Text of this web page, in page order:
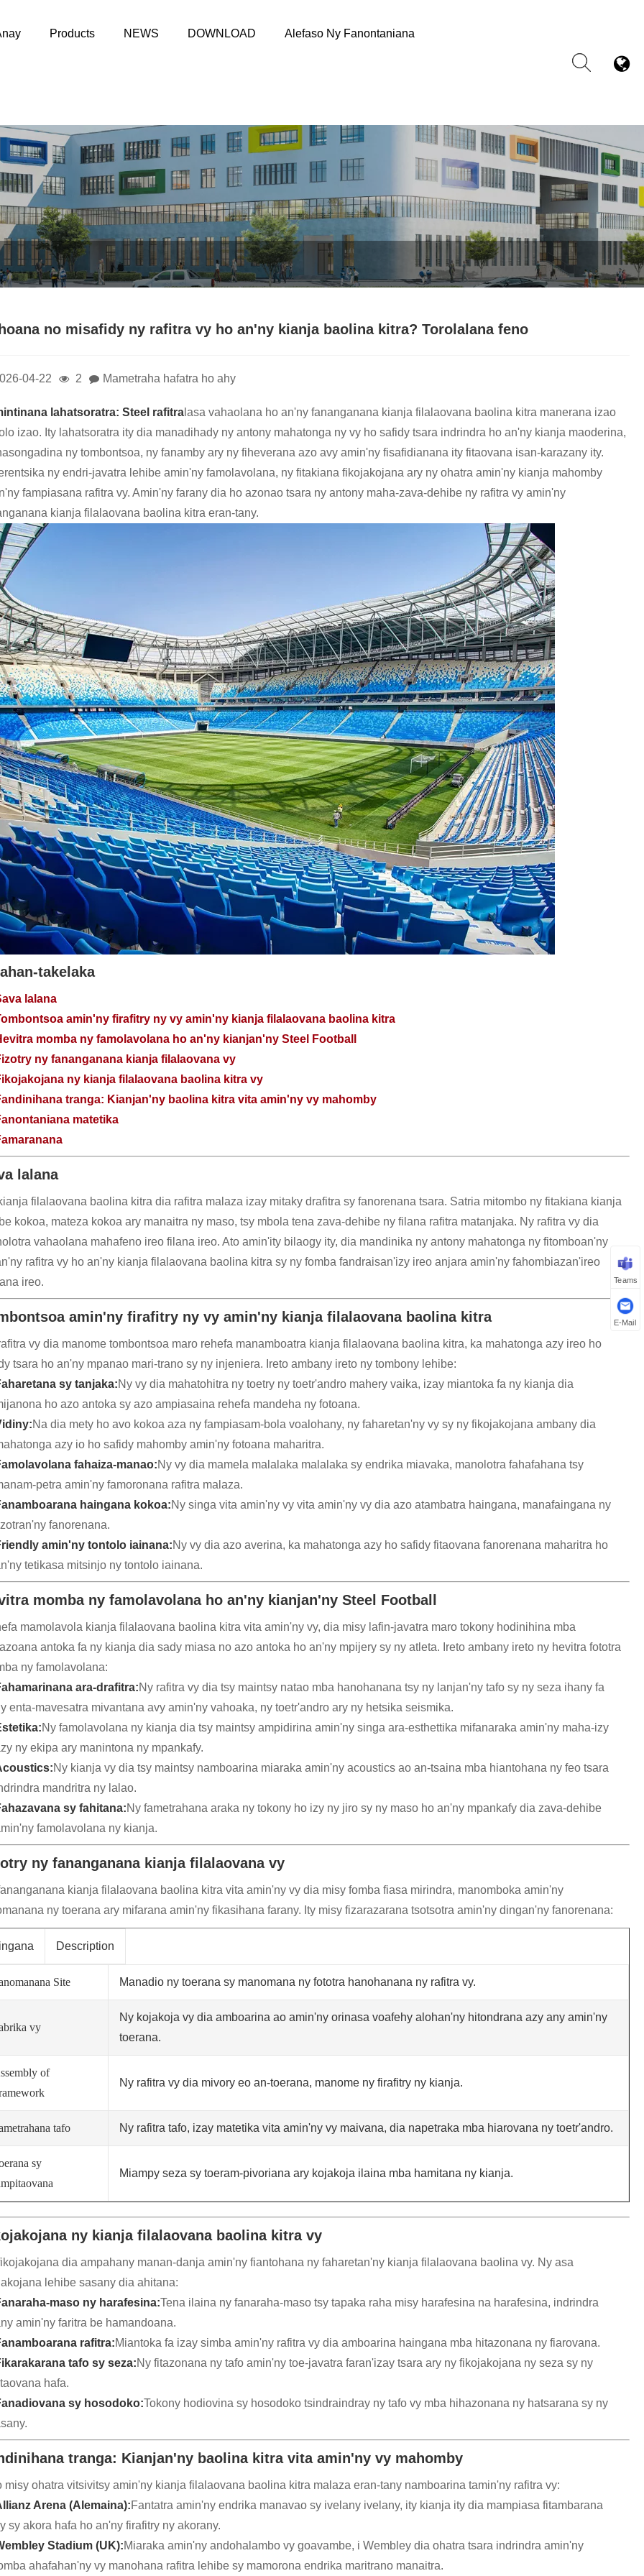
Products NEWS DOWNLOAD Alefaso Ny Fanontaniana
no misafidy ny rafitra vy ho an'ny kianja baolina kitra? Torolalana feno
04-22 2 Mametraha hafatra ho ahy
lahatsoratra: Stee l rafitra lasa vahaolana ho an'ny fananganana kianja filalaovana baolina kitra manerana izao
izao. Ity lahatsoratra ity dia manadihady ny antony mahatonga ny vy ho safidy tsara indrindra ho an'ny kianja maoderina,
ny tombontsoa, ​​​​ny fanamby ary ny fiheverana azo avy amin'ny fisafidianana ity fitaovana isan-karazany ity.
ny endri-javatra lehibe amin'ny famolavolana, ny fitakiana fikojakojana ary ny ohatra amin'ny kianja mahomby
fampiasana rafitra vy. Amin'ny farany dia ho azonao tsara ny antony maha-zava-dehibe ny rafitra vy amin'ny
kianja filalaovana baolina kitra eran-tany.
takelaka
lalana
amin'ny firafitry ny vy amin'ny kianja filalaovana baolina kitra
momba ny famolavolana ho an'ny kianjan'ny Steel Football
ny fananganana kianja filalaovana vy
ny kianja filalaovana baolina kitra vy
tranga: Kianjan'ny baolina kitra vita amin'ny vy mahomby
matetika
lalana
filalaovana baolina kitra dia rafitra malaza izay mitaky drafitra sy fanorenana tsara. Satria mitombo ny fitakiana kianja
kokoa, mateza kokoa ary manaitra ny maso, tsy mbola tena zava-dehibe ny filana rafitra matanjaka. Ny rafitra vy dia
vahaolana mahafeno ireo filana ireo. Ato amin'ity bilaogy ity, dia mandinika ny antony mahatonga ny fitomboan'ny
rafitra vy ho an'ny kianja filalaovana baolina kitra sy ny fomba fandraisan'izy ireo anjara amin'ny fahombiazan'ireo
ireo.
amin'ny firafitry ny vy amin'ny kianja filalaovana baolina kitra
vy dia manome tombontsoa maro rehefa manamboatra kianja filalaovana baolina kitra, ka mahatonga azy ireo ho
tsara ho an'ny mpanao mari-trano sy ny injeniera. Ireto ambany ireto ny tombony lehibe:
sy tanjaka:Ny vy dia mahatohitra ny toetry ny toetr'andro mahery vaika, izay miantoka fa ny kianja dia
ho azo antoka sy azo ampiasaina rehefa mandeha ny fotoana.
Na dia mety ho avo kokoa aza ny fampiasam-bola voalohany, ny faharetan'ny vy sy ny fikojakojana ambany dia
azy io ho safidy mahomby amin'ny fotoana maharitra.
fahaiza-manao:Ny vy dia mamela malalaka malalaka sy endrika miavaka, manolotra fahafahana tsy
petra amin'ny famoronana rafitra malaza.
haingana kokoa:Ny singa vita amin'ny vy vita amin'ny vy dia azo atambatra haingana, manafaingana ny
fanorenana.
amin'ny tontolo iainana:Ny vy dia azo averina, ka mahatonga azy ho safidy fitaovana fanorenana maharitra ho
tetikasa mitsinjo ny tontolo iainana.
momba ny famolavolana ho an'ny kianjan'ny Steel Football
mamolavola kianja filalaovana baolina kitra vita amin'ny vy, dia misy lafin-javatra maro tokony hodinihina mba
antoka fa ny kianja dia sady miasa no azo antoka ho an'ny mpijery sy ny atleta. Ireto ambany ireto ny hevitra fototra
ny famolavolana:
ara-drafitra:Ny rafitra vy dia tsy maintsy natao mba hanohanana tsy ny lanjan'ny tafo sy ny seza ihany fa
enta-mavesatra mivantana avy amin'ny vahoaka, ny toetr'andro ary ny hetsika seismika.
Ny famolavolana ny kianja dia tsy maintsy ampidirina amin'ny singa ara-esthettika mifanaraka amin'ny maha-izy
ny ekipa ary manintona ny mpankafy.
Ny kianja vy dia tsy maintsy namboarina miaraka amin'ny acoustics ao an-tsaina mba hiantohana ny feo tsara
mandritra ny lalao.
sy fahitana:Ny fametrahana araka ny tokony ho izy ny jiro sy ny maso ho an'ny mpankafy dia zava-dehibe
famolavolana ny kianja.
ny fananganana kianja filalaovana vy
kianja filalaovana baolina kitra vita amin'ny vy dia misy fomba fiasa mirindra, manomboka amin'ny
ny toerana ary mifarana amin'ny fikasihana farany. Ity misy fizarazarana tsotsotra amin'ny dingan'ny fanorenana:
Description
Site Manadio ny toerana sy manomana ny fototra hanohanana ny rafitra vy.
vy
Ny kojakoja vy dia amboarina ao amin'ny orinasa voafehy alohan'ny hitondrana azy any amin'ny
toerana.
of
Ny rafitra vy dia mivory eo an-toerana, manome ny firafitry ny kianja.
tafo Ny rafitra tafo, izay matetika vita amin'ny vy maivana, dia napetraka mba hiarovana ny toetr'andro.
sy
Miampy seza sy toeram-pivoriana ary kojakoja ilaina mba hamitana ny kianja.
ny kianja filalaovana baolina kitra vy
dia ampahany manan-danja amin'ny fiantohana ny faharetan'ny kianja filalaovana baolina vy. Ny asa
lehibe sasany dia ahitana:
maso ny harafesina:Tena ilaina ny fanaraha-maso tsy tapaka raha misy harafesina na harafesina, indrindra
amin'ny faritra be hamandoana.
rafitra:Miantoka fa izay simba amin'ny rafitra vy dia amboarina haingana mba hitazonana ny fiarovana.
tafo sy seza:Ny fitazonana ny tafo amin'ny toe-javatra faran'izay tsara ary ny fikojakojana ny seza sy ny
hafa.
sy hosodoko:Tokony hodiovina sy hosodoko tsindraindray ny tafo vy mba hihazonana ny hatsarana sy ny
tranga: Kianjan'ny baolina kitra vita amin'ny vy mahomby
misy ohatra vitsivitsy amin'ny kianja filalaovana baolina kitra malaza eran-tany namboarina tamin'ny rafitra vy:
Arena (Alemaina):Fantatra amin'ny endrika manavao sy ivelany ivelany, ity kianja ity dia mampiasa fitambarana
sy akora hafa ho an'ny firafitry ny akorany.
Stadium (UK):Miaraka amin'ny andohalambo vy goavambe, i Wembley dia ohatra tsara indrindra amin'ny
ahafahan'ny vy manohana rafitra lehibe sy mamorona endrika maritrano manaitra.
Teams
E-Mail